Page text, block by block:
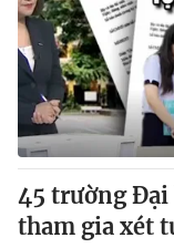
45 trường Đại
tham gia xét